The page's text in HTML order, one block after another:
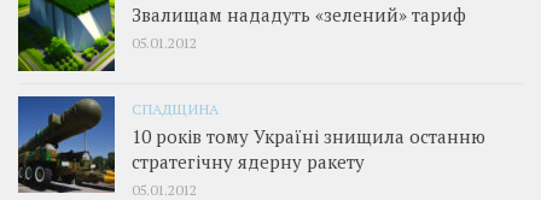
Звалищам нададуть «зелений» тариф
05.01.2012
СПАДЩИНА
10 років тому Україні знищила останню
стратегічну ядерну ракету
05.01.2012